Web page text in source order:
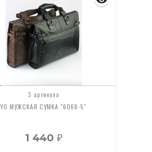
3 артикула
YO МУЖСКАЯ СУМКА "6068-5"
1 440 ₽